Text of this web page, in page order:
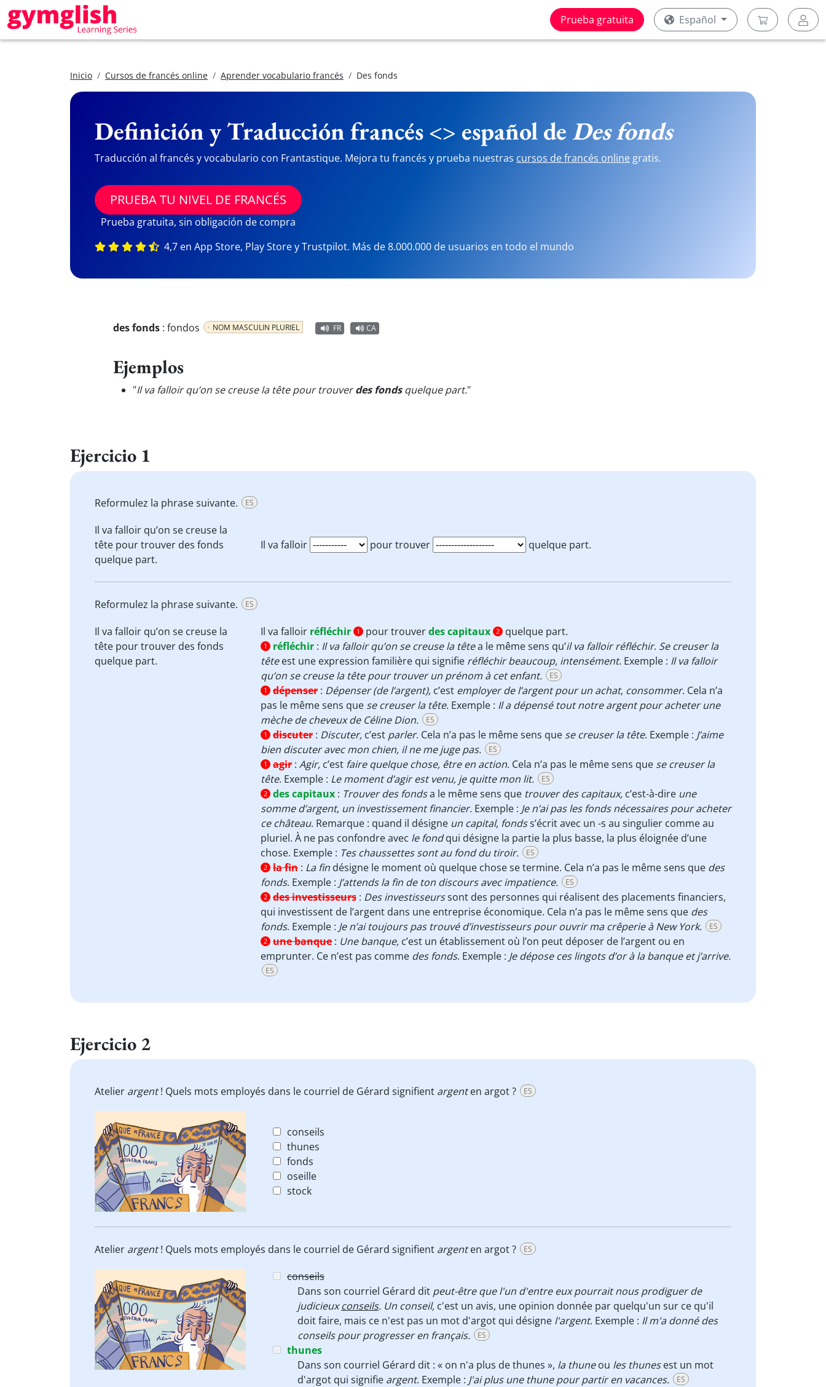
Prueba gratuita Español
Inicio Cursos de francés online Aprender vocabulario francés Des fonds
Definición y Traducción francés <> español de Des fonds
Traducción al francés y vocabulario con Frantastique. Mejora tu francés y prueba nuestras cursos de francés online gratis.
PRUEBA TU NIVEL DE FRANCÉS
Prueba gratuita, sin obligación de compra
4,7 en App Store, Play Store y Trustpilot. Más de 8.000.000 de usuarios en todo el mundo
des fonds : fondos NOM MASCULIN PLURIEL FR CA
Ejemplos
"Il va falloir qu’on se creuse la tête pour trouverdes fondsquelque part."
Ejercicio 1
Reformulez la phrase suivante. ES
Il va falloir qu’on se creuse la
tête pour trouver des fonds
quelque part.
Il va falloir pour trouver quelque part.
Reformulez la phrase suivante. ES
Il va falloir qu’on se creuse la
tête pour trouver des fonds
quelque part.
Il va falloir réfléchir 1 pour trouverdes capitaux 2 quelque part.
1 réfléchir : Il va falloir qu’on se creuse la têtea le même sens qu’il va falloir réfléchir. Se creuser la
têteest une expression familière qui signifie réfléchir beaucoup, intensément. Exemple : Il va falloir
qu’on se creuse la tête pour trouver un prénom à cet enfant.
ES
1 dépenser : Dépenser (de l’argent), c’est employer de l’argent pour un achat, consommer. Cela n’a
pas le même sens que se creuser la tête. Exemple : Il a dépensé tout notre argent pour acheter une
mèche de cheveux de Céline Dion.
ES
1 discuter : Discuter, c’est parler. Cela n’a pas le même sens que se creuser la tête. Exemple : J’aime
bien discuter avec mon chien, il ne me juge pas.
ES
1 agir : Agir, c’est faire quelque chose, être en action. Cela n’a pas le même sens que se creuser la
tête. Exemple : Le moment d’agir est venu, je quitte mon lit. ES
2 des capitaux : Trouver des fondsa le même sens que trouver des capitaux, c’est-à-dire une
somme d’argent, un investissement financier. Exemple : Je n’ai pas les fonds nécessaires pour acheter
ce château. Remarque : quand il désigne un capital, fondss’écrit avec un -s au singulier comme au
pluriel. À ne pas confondre avec le fondqui désigne la partie la plus basse, la plus éloignée d’une
chose. Exemple : Tes chaussettes sont au fond du tiroir. ES
2 la fin : La fin désigne le moment où quelque chose se termine. Cela n’a pas le même sens que des
fonds. Exemple : J’attends la fin de ton discours avec impatience. ES
2 des investisseurs : Des investisseurssont des personnes qui réalisent des placements financiers,
qui investissent de l’argent dans une entreprise économique. Cela n’a pas le même sens que des
fonds. Exemple : Je n’ai toujours pas trouvé d’investisseurs pour ouvrir ma crêperie à New York. ES
2 une banque : Une banque, c’est un établissement où l’on peut déposer de l’argent ou en
emprunter. Ce n’est pas comme des fonds. Exemple : Je dépose ces lingots d’or à la banque et j’arrive.
ES
Ejercicio 2
Atelier argent! Quels mots employés dans le courriel de Gérard signifient argenten argot ? ES
conseils
thunes
fonds
oseille
stock
Atelier argent! Quels mots employés dans le courriel de Gérard signifient argenten argot ? ES
conseils
Dans son courriel Gérard dit peut-être que l'un d'entre eux pourrait nous prodiguer de
judicieuxconseils. Un conseil, c'est un avis, une opinion donnée par quelqu'un sur ce qu'il
doit faire, mais ce n'est pas un mot d'argot qui désigne l'argent. Exemple : Il m'a donné des
conseils pour progresser en français.
ES
thunes
Dans son courriel Gérard dit : « on n'a plus de thunes », la thuneou les thunesest un mot
d'argot qui signifie argent. Exemple : J'ai plus une thune pour partir en vacances. ES